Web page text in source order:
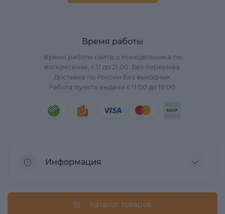
Время работы
Время работы сайта: с понедельника по
воскресенье, с 11 до 21.00. Без перерыва.
Доставка по России без выходных.
Работа пункта выдачи с 11.00 до 19.00.
Информация
Каталог товаров